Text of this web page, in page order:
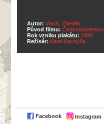
Autor: Vlach, Zdeněk
Původ filmu: Československo
Rok vzniku plakátu: 1990
Režisér: Karel Kachyňa
Facebook Instagram